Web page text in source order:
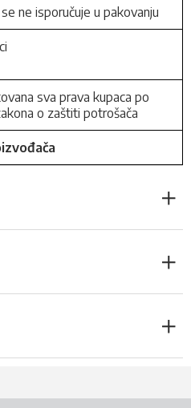
ne isporučuje u pakovanju
sva prava kupaca po
o zaštiti potrošača